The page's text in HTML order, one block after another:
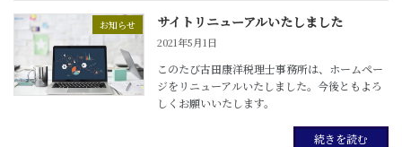
お知らせ サイトリニューアルいたしました
2021年5月1日
このたび古田康洋税理士事務所は、ホームペー
ジをリニューアルいたしました。今後ともよろ
しくお願いいたします。
続きを読む